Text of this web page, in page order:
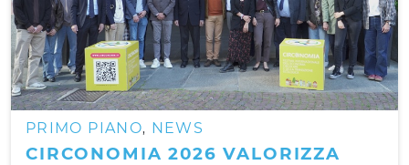
PRIMO PIANO, NEWS
CIRCONOMIA 2026 VALORIZZA